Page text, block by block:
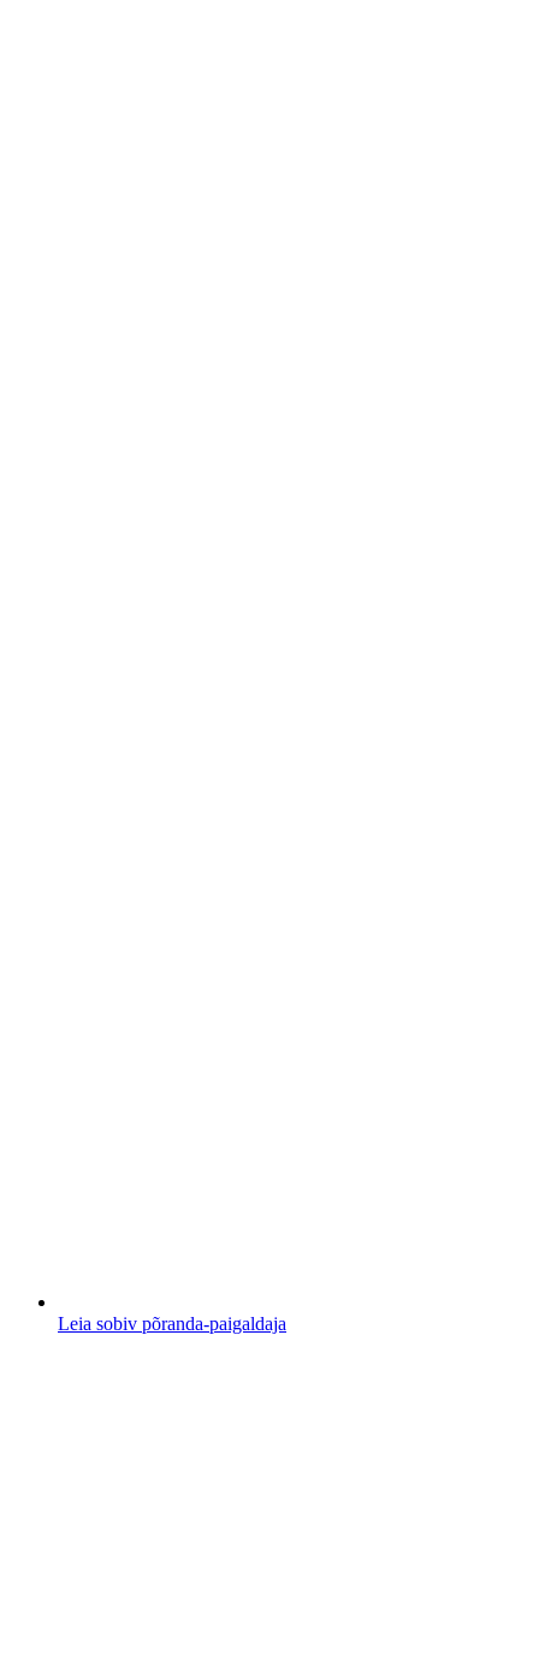
Leia sobiv põranda-paigaldaja